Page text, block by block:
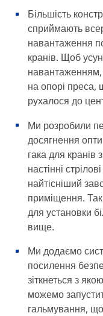
Більшість
сприймають
навантаження
кранів. Щоб
на опорі
рухалося до
Ми розробили
досягнення
гака для кранів
настінні
найтісніший
приміщення.
для установки
вище.
Ми додаємо
посилення
зіткнеться з
можемо
гальмування,